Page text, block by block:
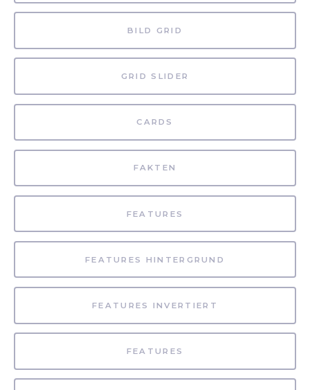
BILD GRID
GRID SLIDER
CARDS
FAKTEN
FEATURES
FEATURES HINTERGRUND
FEATURES INVERTIERT
FEATURES